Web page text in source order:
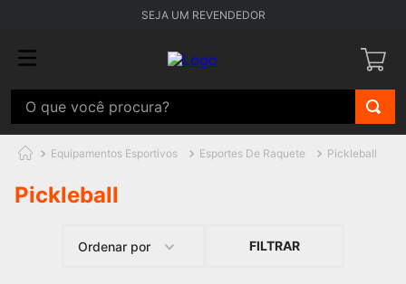
SEJA UM REVENDEDOR
O que você procura?
Equipamentos Esportivos Esportes De Raquete Pickleball
Pickleball
Ordenar por FILTRAR